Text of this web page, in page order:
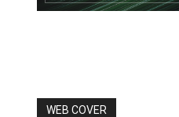
WEB COVER